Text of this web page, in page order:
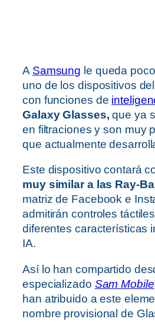
A Samsung le queda
uno de los dispositivos
con funciones de
Galaxy Glasses,que ya
en filtraciones y son muy
que actualmente
Este dispositivo contará
muy similar a las Ray-
matriz de Facebook e
admitirán controles
diferentes características
IA.
Así lo han compartido
especializado Sam Mobile
han atribuido a este
nombre provisional de